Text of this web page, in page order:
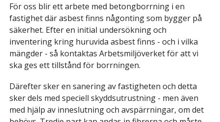
För oss blir ett arbete med betongborrning i en
fastighet där asbest finns någonting som bygger på
säkerhet. Efter en initial undersökning och
inventering kring huruvida asbest finns - och i vilka
mängder - så kontaktas Arbetsmiljöverket för att vi
ska ges ett tillstånd för borrningen.
Därefter sker en sanering av fastigheten och detta
sker dels med speciell skyddsutrustning - men även
med hjälp av inneslutning och avspärrningar, om det